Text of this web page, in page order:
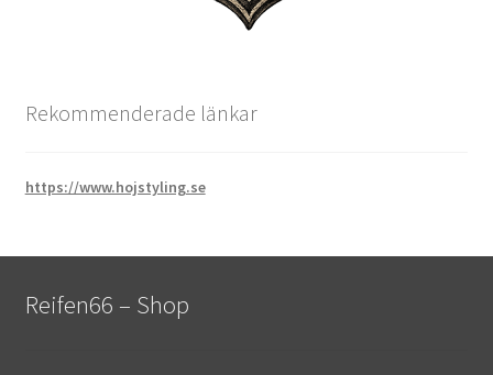
Rekommenderade länkar
https://www.hojstyling.se
Reifen66 – Shop